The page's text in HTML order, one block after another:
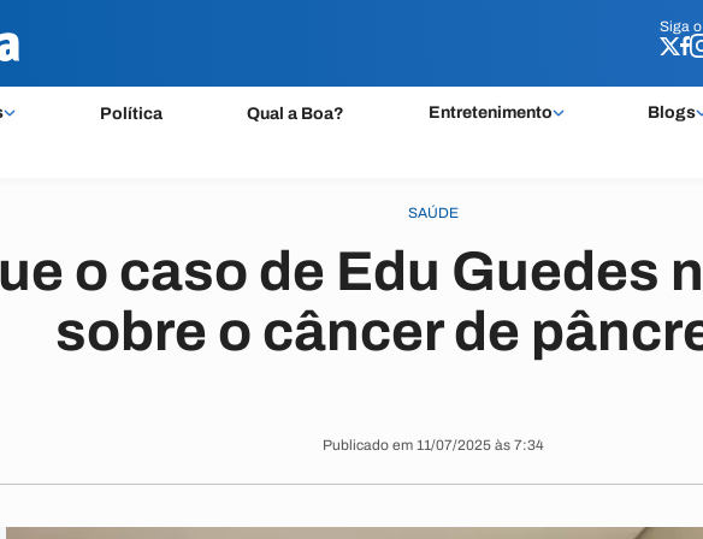
Siga o
Política Qual a Boa? Entretenimento Blogs
Siga o
SAÚDE
o caso de Edu Guedes
sobre o câncer de
Publicado em 11/07/2025 às 7:34